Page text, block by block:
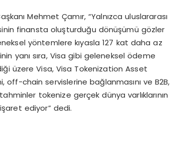
Mehmet Çamır, “Yalnızca uluslararası
finansta oluşturduğu dönüşümü gözler
yöntemlere kıyasla 127 kat daha az
yanı sıra, Visa gibi geleneksel ödeme
üzere Visa, Visa Tokenization Asset
chain servislerine bağlanmasını ve B2B,
tokenize gerçek dünya varlıklarının
ediyor” dedi.